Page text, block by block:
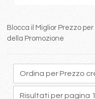
Blocca il Miglior Prezzo
della Promozione